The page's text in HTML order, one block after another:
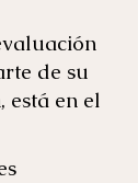
de su
está en el